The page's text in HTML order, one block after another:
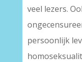
veel lezers.
persoonlijk